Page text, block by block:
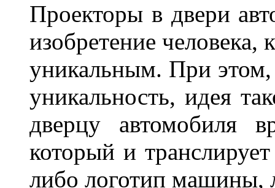
Проекторы в двери
изобретение человека,
уникальным. При этом,
уникальность, идея
дверцу автомобиля
который и
либо логотип машины,